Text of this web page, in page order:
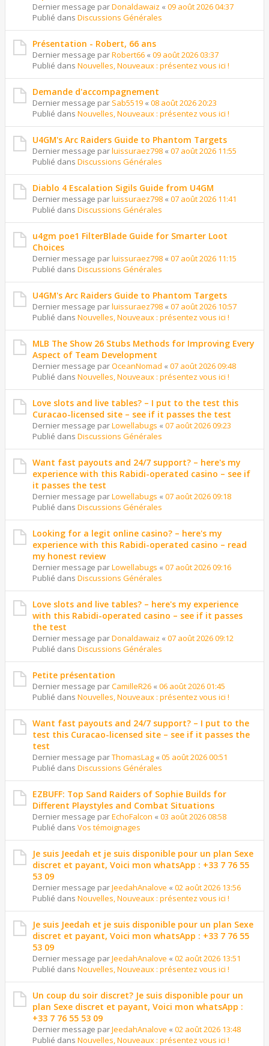
Dernier message parDonaldawaiz « 09 août 2026 04:37
Publié dans Discussions Générales
Présentation - Robert, 66 ans
Dernier message parRobert66 « 09 août 2026 03:37
Publié dans Nouvelles, Nouveaux : présentez vous ici !
Demande d'accompagnement
Dernier message par Sab5519 « 08 août 2026 20:23
Publié dans Nouvelles, Nouveaux : présentez vous ici !
U4GM's Arc Raiders Guide to Phantom Targets
Dernier message parluissuraez798 « 07 août 2026 11:55
Publié dans Discussions Générales
Diablo 4 Escalation Sigils Guide from U4GM
Dernier message parluissuraez798 « 07 août 2026 11:41
Publié dans Discussions Générales
u4gm poe1 FilterBlade Guide for Smarter Loot
Choices
Dernier message parluissuraez798 « 07 août 2026 11:15
Publié dans Discussions Générales
U4GM's Arc Raiders Guide to Phantom Targets
Dernier message parluissuraez798 « 07 août 2026 10:57
Publié dans Nouvelles, Nouveaux : présentez vous ici !
MLB The Show 26 Stubs Methods for Improving Every
Aspect of Team Development
Dernier message parOceanNomad « 07 août 2026 09:48
Publié dans Nouvelles, Nouveaux : présentez vous ici !
Love slots and live tables? – I put to the test this
Curacao-licensed site – see if it passes the test
Dernier message parLowellabugs « 07 août 2026 09:23
Publié dans Discussions Générales
Want fast payouts and 24/7 support? – here's my
experience with this Rabidi-operated casino – see if
it passes the test
Dernier message parLowellabugs « 07 août 2026 09:18
Publié dans Discussions Générales
Looking for a legit online casino? – here's my
experience with this Rabidi-operated casino – read
my honest review
Dernier message parLowellabugs « 07 août 2026 09:16
Publié dans Discussions Générales
Love slots and live tables? – here's my experience
with this Rabidi-operated casino – see if it passes
the test
Dernier message parDonaldawaiz « 07 août 2026 09:12
Publié dans Discussions Générales
Petite présentation
Dernier message parCamilleR26 « 06 août 2026 01:45
Publié dans Nouvelles, Nouveaux : présentez vous ici !
Want fast payouts and 24/7 support? – I put to the
test this Curacao-licensed site – see if it passes the
test
Dernier message parThomasLag « 05 août 2026 00:51
Publié dans Discussions Générales
EZBUFF: Top Sand Raiders of Sophie Builds for
Different Playstyles and Combat Situations
Dernier message parEchoFalcon « 03 août 2026 08:58
Publié dans Vos témoignages
Je suis Jeedah et je suis disponible pour un plan Sexe
discret et payant, Voici mon whatsApp : +33 7 76 55
53 09
Dernier message parJeedahAnalove « 02 août 2026 13:56
Publié dans Nouvelles, Nouveaux : présentez vous ici !
Je suis Jeedah et je suis disponible pour un plan Sexe
discret et payant, Voici mon whatsApp : +33 7 76 55
53 09
Dernier message parJeedahAnalove « 02 août 2026 13:51
Publié dans Nouvelles, Nouveaux : présentez vous ici !
Un coup du soir discret? Je suis disponible pour un
plan Sexe discret et payant, Voici mon whatsApp :
+33 7 76 55 53 09
Dernier message parJeedahAnalove « 02 août 2026 13:48
Publié dans Nouvelles, Nouveaux : présentez vous ici !